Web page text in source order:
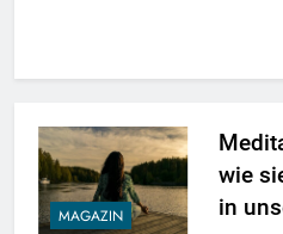
MAGAZIN
wie
in